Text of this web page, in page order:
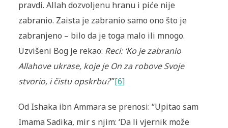
pravdi. Allah dozvoljenu hranu i piće nije
zabranio. Zaista je zabranio samo ono što je
zabranjeno – bilo da je toga malo ili mnogo.
Uzvišeni Bog je rekao: Reci: ‘Ko je zabranio
Allahove ukrase, koje je On za robove Svoje
stvorio, i čistu opskrbu?’”[6]
Od Ishaka ibn Ammara se prenosi: “Upitao sam
Imama Sadika, mir s njim: ‘Da li vjernik može